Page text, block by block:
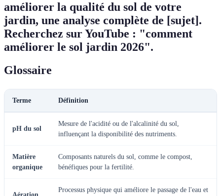
améliorer la qualité du sol de votre
jardin, une analyse complète de [sujet].
Recherchez sur YouTube : "comment
améliorer le sol jardin 2026".
Glossaire
Terme Définition
pH du sol
Mesure de l'acidité ou de l'alcalinité du sol,
influençant la disponibilité des nutriments.
Matière
organique
Composants naturels du sol, comme le compost,
bénéfiques pour la fertilité.
Processus physique qui améliore le passage de l'eau et